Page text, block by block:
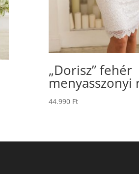
„Dorisz” fehér
menyasszonyi
44.990 Ft